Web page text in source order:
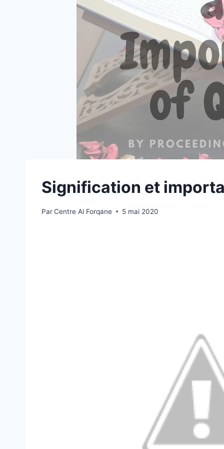
Signification et
ParCentre Al Forqane 5 mai 2020